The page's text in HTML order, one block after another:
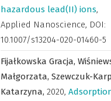
hazardous lead(II) ions,
Applied Nanoscience, DOI:
10.1007/s13204-020-01460-5
Fijałkowska Gracja,
Małgorzata, Szewczuk-
Katarzyna, 2020,